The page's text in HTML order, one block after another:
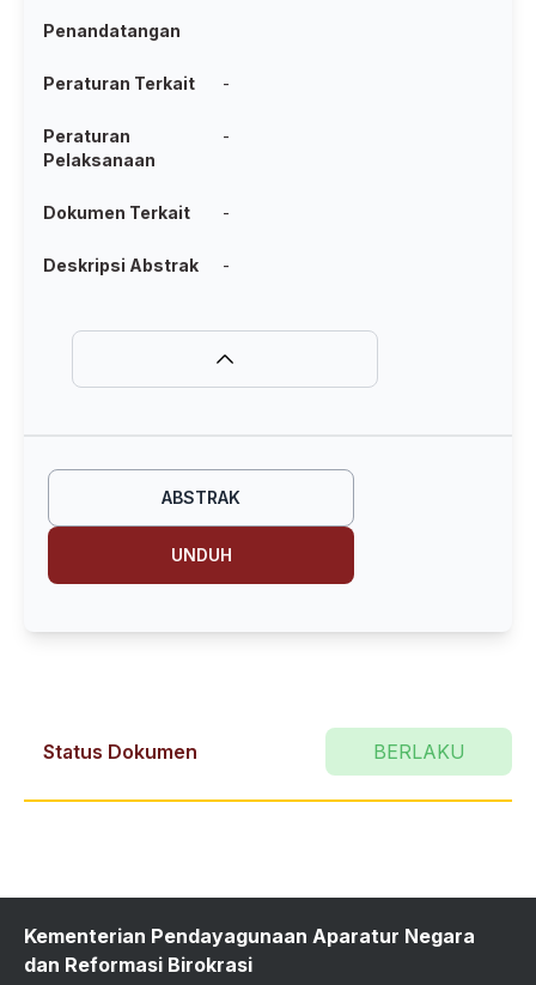
Penandatangan
Peraturan Terkait -
Peraturan
Pelaksanaan
-
Dokumen Terkait -
Deskripsi Abstrak -
ABSTRAK
UNDUH
Status Dokumen BERLAKU
Kementerian Pendayagunaan Aparatur Negara
dan Reformasi Birokrasi